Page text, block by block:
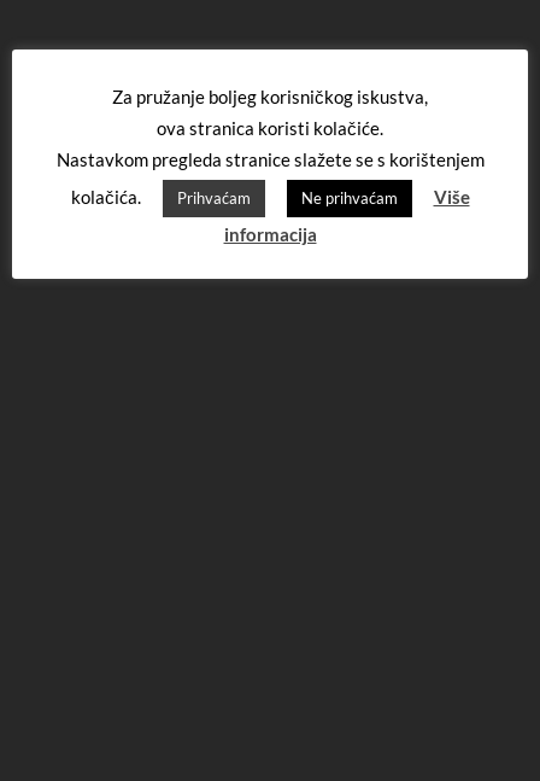
Za pružanje boljeg korisničkog iskustva,
ova stranica koristi kolačiće.
Nastavkom pregleda stranice slažete se s korištenjem
kolačića.
Prihvaćam Ne prihvaćam
Više
informacija